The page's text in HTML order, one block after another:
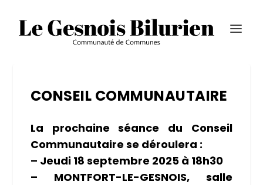
CONSEIL COMMUNAUTAIRE
La prochaine séance du Conseil
Communautaire se déroulera :
– Jeudi 18 septembre 2025 à 18h30
– MONTFORT-LE-GESNOIS, salle